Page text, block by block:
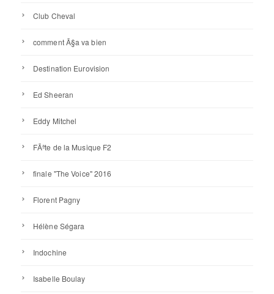
Club Cheval
comment Ã§a va bien
Destination Eurovision
Ed Sheeran
Eddy Mitchel
FÃªte de la Musique F2
finale "The Voice" 2016
Florent Pagny
Hélène Ségara
Indochine
Isabelle Boulay